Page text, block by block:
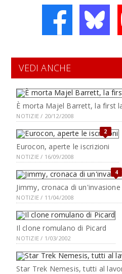
VEDI ANCHE
È morta Majel Barrett, la first
NOTIZIE / 20/12/2008
2
Eurocon, aperte le iscrizioni
NOTIZIE / 16/09/2008
4
Jimmy, cronaca di un'invasione
NOTIZIE / 11/04/2008
Il clone romulano di Picard
NOTIZIE / 1/03/2002
Star Trek Nemesis, tutti al